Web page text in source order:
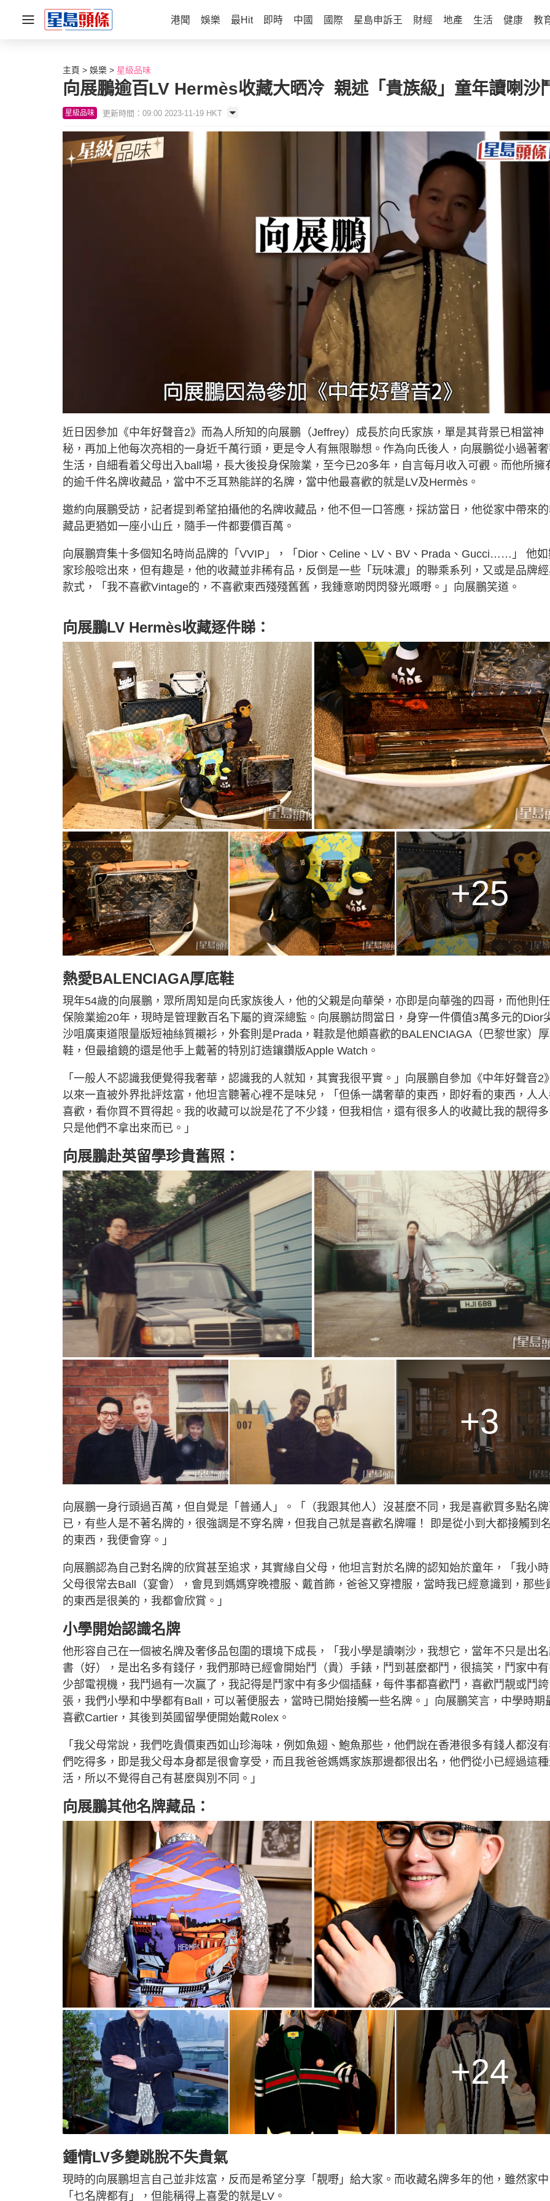
港聞 娛樂 最Hit 即時 中國 國際 星島申訴王 財經 地產 生活 健康 教
主頁 娛樂 星級品味
向展鵬逾百LV Hermès收藏大晒冷 親述「貴族級」童年讀喇沙
星級品味 更新時間：09:00 2023-11-19 HKT
n
u
t
e
o
e
d
:
1
2
.
8
%
近日因參加《中年好聲音2》而為人所知的向展鵬（Jeffrey）成長於向氏家族，單是其背景已相當神
秘，再加上他每次亮相的一身近千萬行頭，更是令人有無限聯想。作為向氏後人，向展鵬從小過著
生活，自細看着父母出入ball場，長大後投身保險業，至今已20多年，自言每月收入可觀。而他所擁
的逾千件名牌收藏品，當中不乏耳熟能詳的名牌，當中他最喜歡的就是LV及Hermès。
邀約向展鵬受訪，記者提到希望拍攝他的名牌收藏品，他不但一口答應，採訪當日，他從家中帶來
藏品更猶如一座小山丘，隨手一件都要價百萬。
向展鵬齊集十多個知名時尚品牌的「VVIP」，「Dior、Celine、LV、BV、Prada、Gucci……」 他
家珍般唸出來，但有趣是，他的收藏並非稀有品，反倒是一些「玩味濃」的聯乘系列，又或是品牌
款式，「我不喜歡Vintage的，不喜歡東西殘殘舊舊，我鍾意啲閃閃發光嘅嘢。」向展鵬笑道。
向展鵬LV Hermès收藏逐件睇：
+25
熱愛BALENCIAGA厚底鞋
現年54歲的向展鵬，眾所周知是向氏家族後人，他的父親是向華榮，亦即是向華強的四哥，而他則
保險業逾20年，現時是管理數百名下屬的資深總監。向展鵬訪問當日，身穿一件價值3萬多元的Dior
沙咀廣東道限量版短袖絲質襯衫，外套則是Prada，鞋款是他頗喜歡的BALENCIAGA（巴黎世家）
鞋，但最搶鏡的還是他手上戴著的特別訂造鑲鑽版Apple Watch。
「一般人不認識我便覺得我奢華，認識我的人就知，其實我很平實。」向展鵬自參加《中年好聲音2
以來一直被外界批評炫富，他坦言聽著心裡不是味兒，「但係一講奢華的東西，即好看的東西，人
喜歡，看你買不買得起。我的收藏可以說是花了不少錢，但我相信，還有很多人的收藏比我的靚得
只是他們不拿出來而已。」
向展鵬赴英留學珍貴舊照：
+3
向展鵬一身行頭過百萬，但自覺是「普通人」。「（我跟其他人）沒甚麼不同，我是喜歡買多點名
已，有些人是不著名牌的，很強調是不穿名牌，但我自己就是喜歡名牌囉！ 即是從小到大都接觸到
的東西，我便會穿。」
向展鵬認為自己對名牌的欣賞甚至追求，其實緣自父母，他坦言對於名牌的認知始於童年，「我小
父母很常去Ball（宴會），會見到媽媽穿晚禮服、戴首飾，爸爸又穿禮服，當時我已經意識到，那些
的東西是很美的，我都會欣賞。」
小學開始認識名牌
他形容自己在一個被名牌及奢侈品包圍的環境下成長，「我小學是讀喇沙，我想它，當年不只是出
書（好），是出名多有錢仔，我們那時已經會開始鬥（貴）手錶，鬥到甚麼都鬥，很搞笑，鬥家中
少部電視機，我鬥過有一次贏了，我記得是鬥家中有多少個插蘇，每件事都喜歡鬥，喜歡鬥靚或鬥誇
張，我們小學和中學都有Ball，可以著便服去，當時已開始接觸一些名牌。」向展鵬笑言，中學時期
喜歡Cartier，其後到英國留學便開始戴Rolex。
「我父母常說，我們吃貴價東西如山珍海味，例如魚翅、鮑魚那些，他們說在香港很多有錢人都沒
們吃得多，即是我父母本身都是很會享受，而且我爸爸媽媽家族那邊都很出名，他們從小已經過這
活，所以不覺得自己有甚麼與別不同。」
向展鵬其他名牌藏品：
+24
鍾情LV多變跳脫不失貴氣
現時的向展鵬坦言自己並非炫富，反而是希望分享「靚嘢」給大家。而收藏名牌多年的他，雖然家中
「乜名牌都有」，但能稱得上喜愛的就是LV。